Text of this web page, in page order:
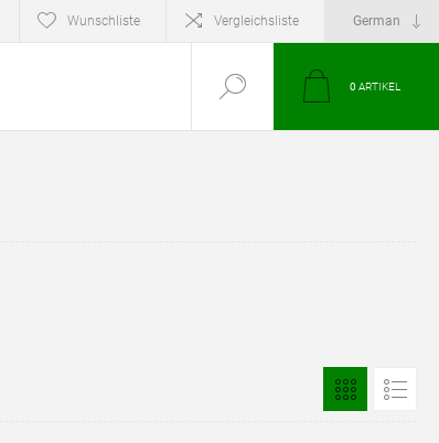
Wunschliste Vergleichsliste
0 ARTIKEL